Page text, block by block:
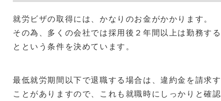
就労ビザの取得には、かなりのお金がかかります。
その為、多くの会社では採用後２年間以上は勤務す
とという条件を決めています。
最低就労期間以下で退職する場合は、違約金を請求
ことがありますので、これも就職時にしっかりと確